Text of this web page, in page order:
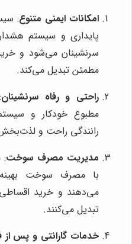
امکانات ایمنی متنوع
پایداری و سیستم
سرنشینان می‌شود و
مطمئن تبدیل می‌کند.
راحتی و رفاه سرنشینان
مطبوع خودکار و
رانندگی راحت و لذت‌بخش
مدیریت مصرف سوخت:
با مصرف سوخت
می‌دهند و خرید اقساطی
تبدیل می‌کنند.
خدمات گارانتی و پس